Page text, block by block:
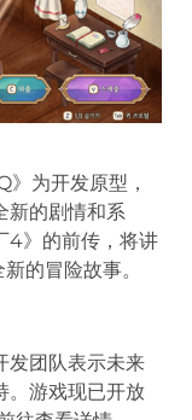
为开发原型，
新的剧情和系
4》的前传，将讲
的冒险故事。
发团队表示未来
。游戏现已开放